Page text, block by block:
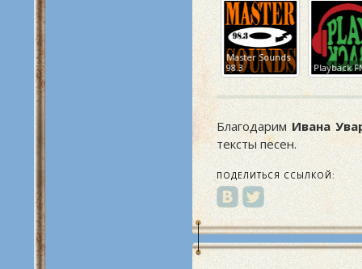
Master Sounds
98.3
Playback
Благодарим Ивана
тексты песен.
ПОДЕЛИТЬСЯ ССЫЛКОЙ: